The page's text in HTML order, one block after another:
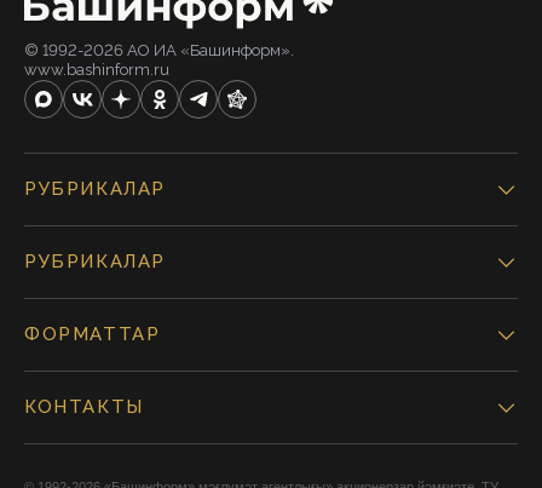
© 1992-2026 АО ИА «Башинформ».
www.bashinform.ru
РУБРИКАЛАР
РУБРИКАЛАР
ФОРМАТТАР
КОНТАКТЫ